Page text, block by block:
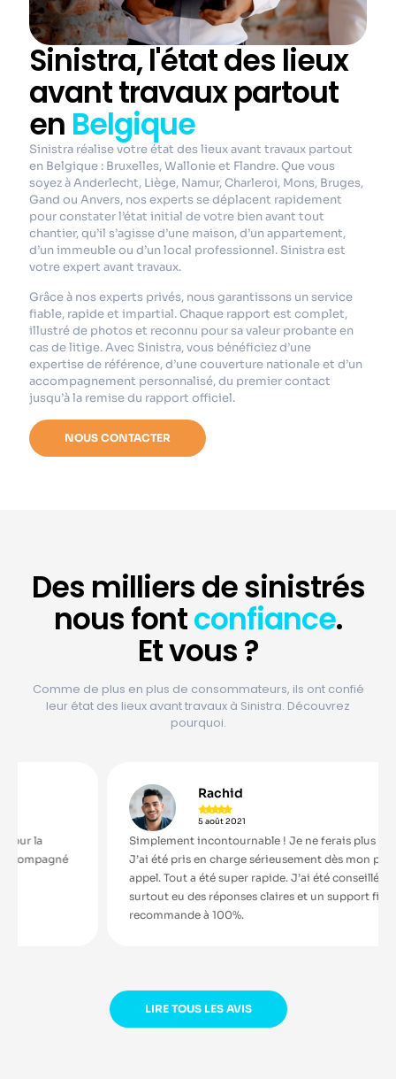
Sinistra, l'état des lieux
avant travaux partout
en Belgique
Sinistra réalise votre état des lieux avant travaux partout
en Belgique : Bruxelles, Wallonie et Flandre.Que vous
soyez à Anderlecht, Liège, Namur, Charleroi, Mons, Bruges,
Gand ou Anvers, nos experts se déplacent rapidement
pour constater l’état initial de votre bien avant tout
chantier, qu’il s’agisse d’une maison, d’un appartement,
d’un immeuble ou d’un local professionnel. Sinistra est
votre expert avant travaux.
Grâce à nos experts privés, nous garantissons un service
fiable, rapide et impartial. Chaque rapport est complet,
illustré de photos et reconnu pour sa valeur probante en
cas de litige. Avec Sinistra, vous bénéficiez d’une
expertise de référence, d’une couverture nationale et d’un
accompagnement personnalisé, du premier contact
jusqu’à la remise du rapport officiel.
NOUS CONTACTER
Des milliersde sinistrés
nous fontconfiance.
Et vous ?
Comme de plus en plus de consommateurs, ils ont confié
leur état des lieux avant travaux à Sinistra. Découvrez
pourquoi.
Rachid
 
5 août 2021
Simplement incontournable ! Je ne ferais plus jamais sans.
J’ai été pris en charge sérieusement dès mon premier
appel. Tout a été super rapide. J’ai été conseillé puis j’ai
surtout eu des réponses claires et un support fiable. Bref je
recommande à 100%.
LIRE TOUS LES AVIS